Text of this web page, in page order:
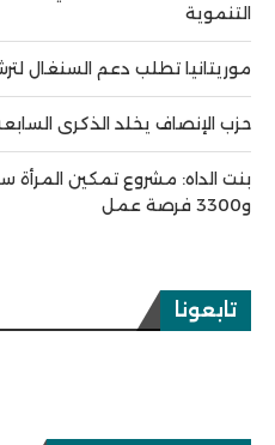
التنموية
موريتانيا تطلب دعم السنغال
حزب الإنصاف يخلد الذكرى
و3300 فرصة عمل
تابعونا